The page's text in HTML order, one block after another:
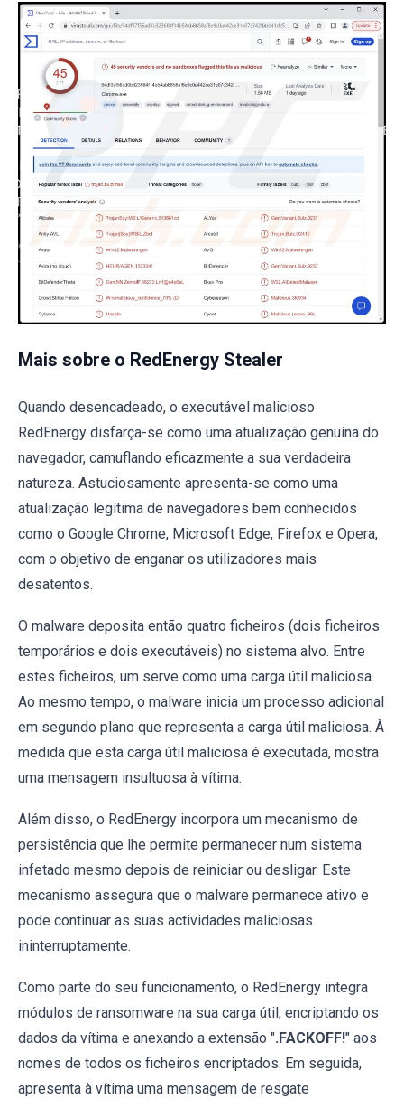
Mais sobre o RedEnergy Stealer
Quando desencadeado, o executável malicioso
RedEnergy disfarça-se como uma atualização genuína do
navegador, camuflando eficazmente a sua verdadeira
natureza. Astuciosamente apresenta-se como uma
atualização legítima de navegadores bem conhecidos
como o Google Chrome, Microsoft Edge, Firefox e Opera,
com o objetivo de enganar os utilizadores mais
desatentos.
O malware deposita então quatro ficheiros (dois ficheiros
temporários e dois executáveis) no sistema alvo. Entre
estes ficheiros, um serve como uma carga útil maliciosa.
Ao mesmo tempo, o malware inicia um processo adicional
em segundo plano que representa a carga útil maliciosa. À
medida que esta carga útil maliciosa é executada, mostra
uma mensagem insultuosa à vítima.
Além disso, o RedEnergy incorpora um mecanismo de
persistência que lhe permite permanecer num sistema
infetado mesmo depois de reiniciar ou desligar. Este
mecanismo assegura que o malware permanece ativo e
pode continuar as suas actividades maliciosas
ininterruptamente.
Como parte do seu funcionamento, o RedEnergy integra
módulos de ransomware na sua carga útil, encriptando os
dados da vítima e anexando a extensão ".FACKOFF!" aos
nomes de todos os ficheiros encriptados. Em seguida,
apresenta à vítima uma mensagem de resgate